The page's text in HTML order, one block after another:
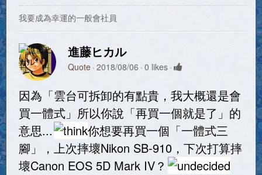
我要成為幸運的一般會社員
進藤ヒカル
Quote 2018/08/06 0 likes
因為「雲台可拆卸的有點貴，我大概還是會
買一體式」所以你說「再買一個就是了」的
意思...
你想要再買一個「一體式三
腳」，上次摔壞Nikon SB-910，下次打算摔
壞Canon EOS 5D Mark IV？